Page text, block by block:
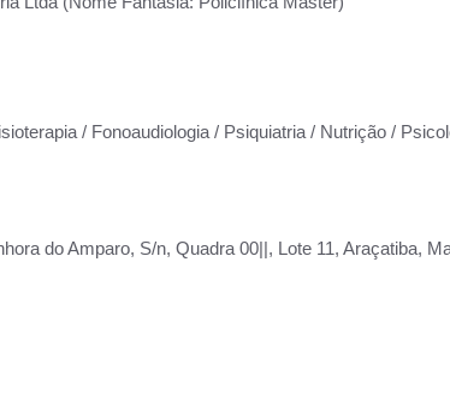
/ Fonoaudiologia / Psiquiatria / Nutrição /
do Amparo, S/n, Quadra 00||, Lote 11, Araçatiba,